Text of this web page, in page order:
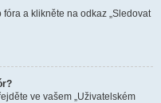
a klikněte na odkaz „Sledovat
ve vašem „Uživatelském